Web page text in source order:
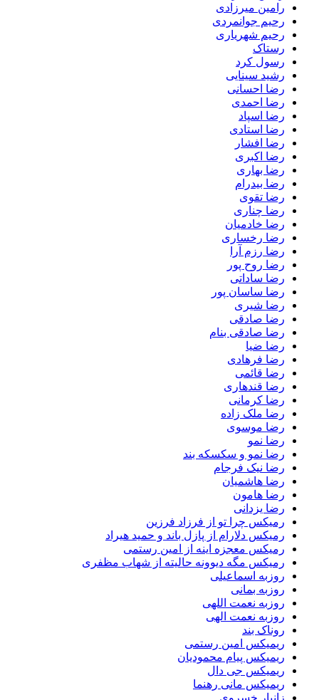
رامین میرزادی
رحیم جوانمردی
رحیم شهریاری
رستاک
رسول کرد
رشید سینایی
رضا احسانی
رضا احمدی
رضا اسپاد
رضا استادی
رضا افشار
رضا اکبری
رضا بهاری
رضا بیدرام
رضا تقوی
رضا چناری
رضا خادمیان
رضا رخساری
رضا رزم آرا
رضا روح پور
رضا ساداتی
رضا ساسان پور
رضا شیری
رضا صادقی
رضا صادقی بنام
رضا ضیا
رضا فرهادی
رضا قائمی
رضا قندهاری
رضا کرمانی
رضا ملک زاده
رضا موسوی
رضا نمو
رضا نمو و سکسکه بند
رضا نیک فرجام
رضا هاشمیان
رضا هامون
رضا یزدانی
رمیکس چرا تو از فرزاد فرزین
رمیکس دلارام از پازل باند و حمید هیراد
رمیکس معجزه اینه از امین رستمی
رمیکس مگه دیوونه حالیته از شهاب مظفری
روزبه اسماعیلی
روزبه بمانی
روزبه نعمت اللهی
روزبه نعمت الهی
روناک بند
ریمیکس امین رستمی
ریمیکس پیام محمودیان
ریمیکس جی دال
ریمیکس مانی رهنما
زانیار خسروی